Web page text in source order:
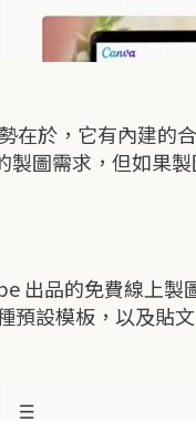
在於，它有內建的
製圖需求，但如果
出品的免費線上
預設模板，以及貼